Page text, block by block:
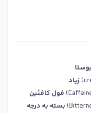
زیاد
فول کافئین
بسته به درجه